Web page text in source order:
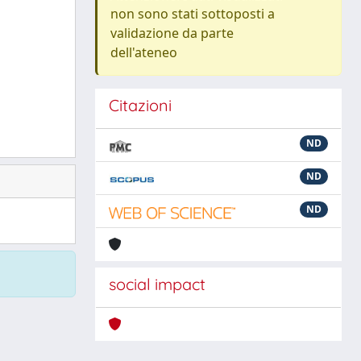
non sono stati sottoposti a
validazione da parte
dell'ateneo
Citazioni
ND
ND
ND
social impact